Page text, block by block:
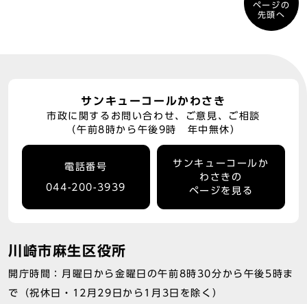
ページの
先頭へ
サンキューコールかわさき
市政に関するお問い合わせ、ご意見、ご相談
（午前8時から午後9時 年中無休）
電話番号
044-200-3939
サンキューコールか
わさきの
ページを見る
川崎市麻生区役所
開庁時間：月曜日から金曜日の午前8時30分から午後5時ま
で（祝休日・12月29日から1月3日を除く）